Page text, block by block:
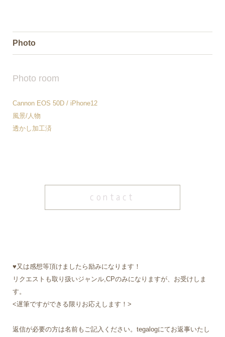
Photo
Photo room
Cannon EOS 50D / iPhone12
風景/人物
透かし加工済
contact
♥又は感想等頂けましたら励みになります！
リクエストも取り扱いジャンル,CPのみになりますが、お受けしま
す。
<遅筆ですができる限りお応えします！>
返信が必要の方は名前もご記入ください。tegalogにてお返事いたし